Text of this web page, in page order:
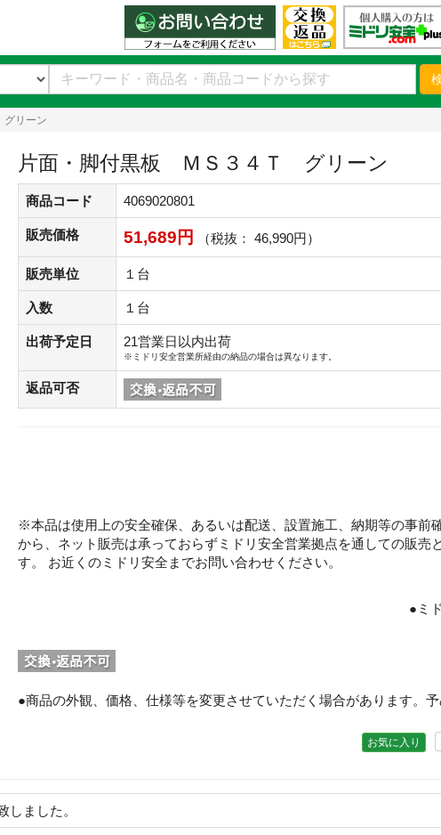
リーン
片面・脚付黒板 ＭＳ３４Ｔ グリーン
商品コード 4069020801
販売価格 51,689円 （税抜： 46,990円）
販売単位 １台
入数 １台
出荷予定日 21営業日以内出荷
※ミドリ安全営業所経由の納品の場合は異なります。
返品可否
※本品は使用上の安全確保、あるいは配送、設置施工、納期等の事前
から、ネット販売は承っておらずミドリ安全営業拠点を通しての販売
す。 お近くのミドリ安全までお問い合わせください。
●ミ
●商品の外観、価格、仕様等を変更させていただく場合があります。予
お気に入り
しました。